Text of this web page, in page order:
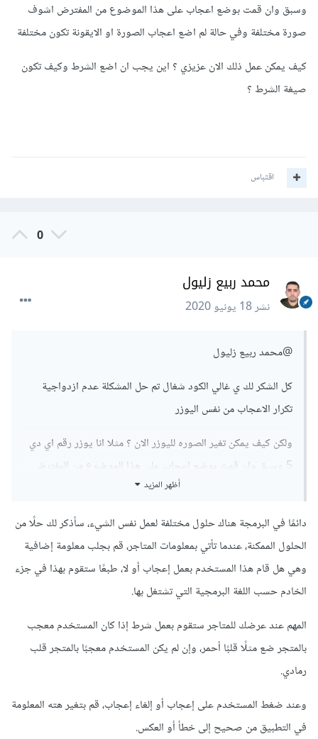
وسبق وان قمت بوضع اعجاب على هذا الموضوع من المفترض اشوف
صورة مختلفة وفي حالة لم اضع اعجاب الصورة او الايقونة تكون مختلفة
كيف يمكن عمل ذلك الان عزيزي ؟ اين يجب ان اضع الشرط وكيف تكون
صيغة الشرط ؟
اقتباس
0
محمد ربيع زليول
نشر18 يونيو 2020
@محمد ربيع زليول
كل الشكر لك ي غالي الكود شغال تم حل المشكلة عدم ازدواجية
تكرار الاعجاب من نفس اليوزر
ولكن كيف يمكن تغير الصوره لليوزر الان ؟ مثلا انا يوزر رقم اي دي
5 وسبق وان قمت بوضع اعجاب على هذا الموضوع من المفترض
اشوف صورة مختلفة وفي حالة لم اضع اعجاب الصورة او الايقونة
كيف يمكن عمل ذلك الان عزيزي ؟ اين يجب ان اضع الشرط وكيف
تكون صيغة الشرط ؟
أظهر المزيد
دائمًا في البرمجة هناك حلول مختلفة لعمل نفس الشيء، سأذكر لك حلًا من
الحلول الممكنة، عندما تأتي بمعلومات المتاجر، قم بجلب معلومة إضافية
وهي هل قام هذا المستخدم بعمل إعجاب أو لا، طبعًا ستقوم بهذا في جزء
الخادم حسب اللغة البرمجية التي تشتغل بها.
المهم عند عرضك للمتاجر ستقوم بعمل شرط إذا كان المستخدم معجب
بالمتجر ضع مثلًا قلبًا أحمر، وإن لم يكن المستخدم معجبًا بالمتجر قلب
رمادي.
وعند ضغط المستخدم على إعجاب أو إلغاء إعجاب، قم بتغير هته المعلومة
في التطبيق من صحيح إلى خطأ أو العكس.